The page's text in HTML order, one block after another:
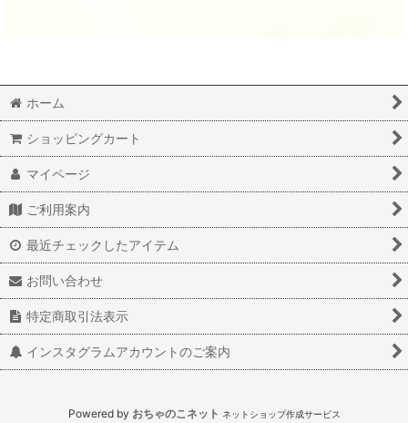
ホーム
ショッピングカート
マイページ
ご利用案内
最近チェックしたアイテム
お問い合わせ
特定商取引法表示
インスタグラムアカウントのご案内
Powered by おちゃのこネット ネットショップ作成サービス